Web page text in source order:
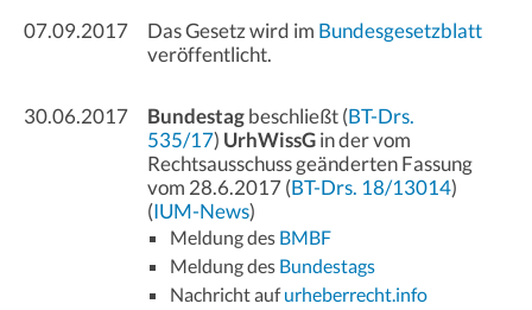
07.09.2017 Das Gesetz wird im Bundesgesetzblatt
veröffentlicht.
30.06.2017 Bundestagbeschließt (BT-Drs.
535/17) UrhWissGin der vom
Rechtsausschuss geänderten Fassung
vom 28.6.2017 (BT-Drs. 18/13014)
(IUM-News)
Meldung des BMBF
Meldung des Bundestags
Nachricht aufurheberrecht.info